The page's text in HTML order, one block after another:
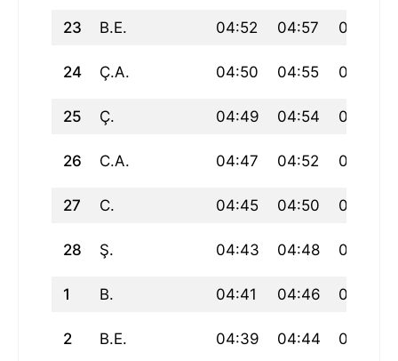
23 B.E. 04:52 04:57 06:40
24 Ç.A. 04:50 04:55 06:38
25 Ç. 04:49 04:54 06:36
26 C.A. 04:47 04:52 06:34
27 C. 04:45 04:50 06:32
28 Ş. 04:43 04:48 06:30
1 B. 04:41 04:46 06:28
2 B.E. 04:39 04:44 06:27